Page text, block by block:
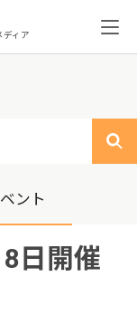
ディア
ント
日開催